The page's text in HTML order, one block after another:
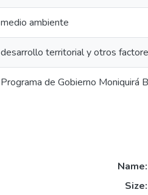
medio ambiente
desarrollo territorial y otros
Programa de Gobierno
Name:
Size: